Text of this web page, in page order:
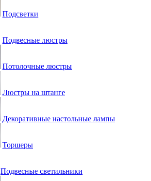
Подсветки
Подвесные люстры
Потолочные люстры
Люстры на штанге
Декоративные настольные лампы
Торшеры
Подвесные светильники